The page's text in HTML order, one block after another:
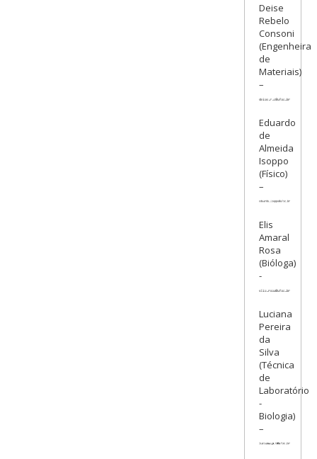
Deise
Rebelo
Consoni
(Engenheira
de
Materiais)
–
Eduardo
de
Almeida
Isoppo
(Físico)
–
Elis
Amaral
Rosa
(Bióloga)
-
Luciana
Pereira
da
Silva
(Técnica
de
Laboratório
-
Biologia)
–